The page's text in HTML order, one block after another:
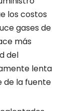
los costos
gases de
más
del
lenta
de la fuente